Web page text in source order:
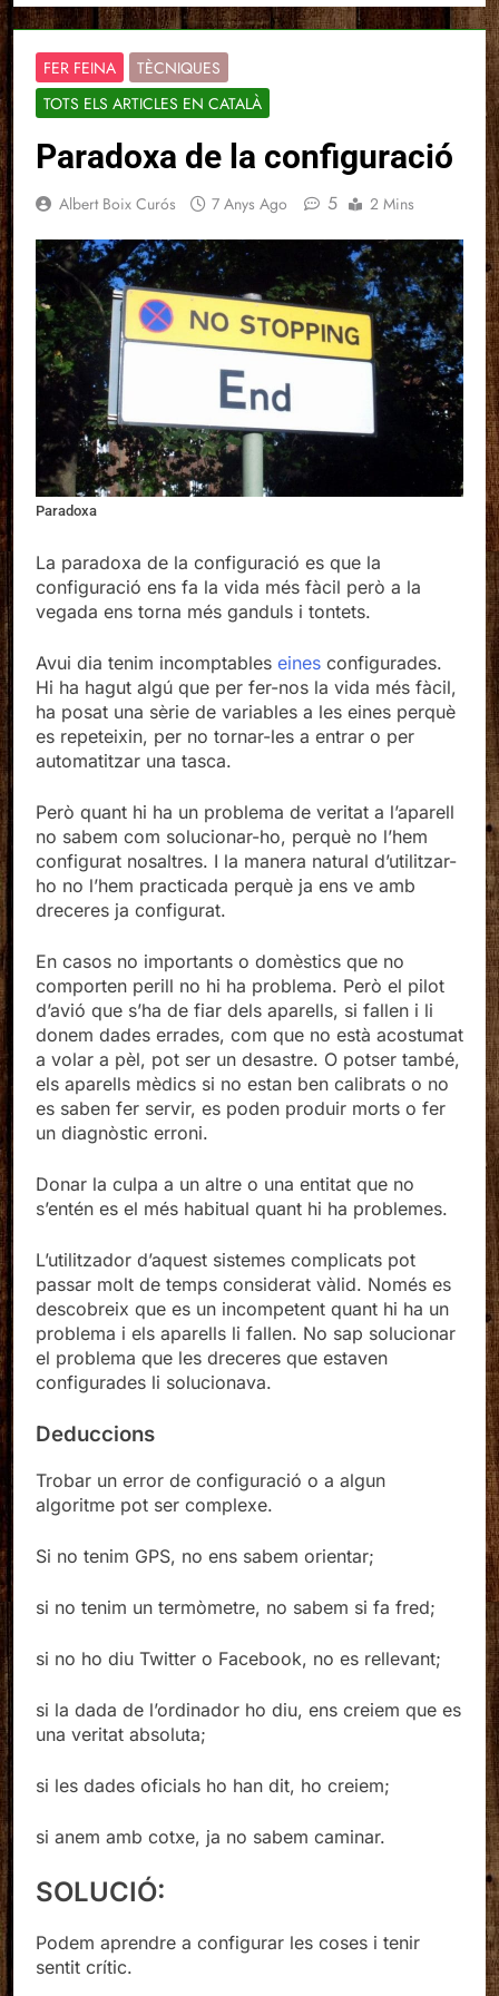
FER FEINA
TÈCNIQUES
TOTS ELS ARTICLES EN CATALÀ
Paradoxa de la configuració
Albert Boix Curós 7 Anys Ago 5 2 Mins
Paradoxa
La paradoxa de la configuració es que la
configuració ens fa la vida més fàcil però a la
vegada ens torna més ganduls i tontets.
Avui dia tenim incomptables eines configurades.
Hi ha hagut algú que per fer-nos la vida més fàcil,
ha posat una sèrie de variables a les eines perquè
es repeteixin, per no tornar-les a entrar o per
automatitzar una tasca.
Però quant hi ha un problema de veritat a l’aparell
no sabem com solucionar-ho, perquè no l’hem
configurat nosaltres. I la manera natural d’utilitzar-
ho no l’hem practicada perquè ja ens ve amb
dreceres ja configurat.
En casos no importants o domèstics que no
comporten perill no hi ha problema. Però el pilot
d’avió que s’ha de fiar dels aparells, si fallen i li
donem dades errades, com que no està acostumat
a volar a pèl, pot ser un desastre. O potser també,
els aparells mèdics si no estan ben calibrats o no
es saben fer servir, es poden produir morts o fer
un diagnòstic erroni.
Donar la culpa a un altre o una entitat que no
s’entén es el més habitual quant hi ha problemes.
L’utilitzador d’aquest sistemes complicats pot
passar molt de temps considerat vàlid. Només es
descobreix que es un incompetent quant hi ha un
problema i els aparells li fallen. No sap solucionar
el problema que les dreceres que estaven
configurades li solucionava.
Deduccions
Trobar un error de configuració o a algun
algoritme pot ser complexe.
Si no tenim GPS, no ens sabem orientar;
si no tenim un termòmetre, no sabem si fa fred;
si no ho diu Twitter o Facebook, no es rellevant;
si la dada de l’ordinador ho diu, ens creiem que es
una veritat absoluta;
si les dades oficials ho han dit, ho creiem;
si anem amb cotxe, ja no sabem caminar.
SOLUCIÓ:
Podem aprendre a configurar les coses i tenir
sentit crític.